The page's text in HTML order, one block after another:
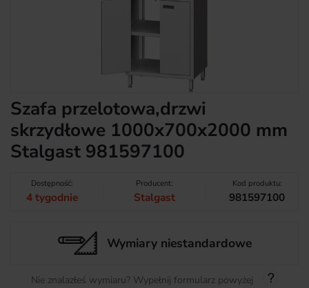
Szafa przelotowa,drzwi
skrzydłowe 1000x700x2000 mm
Stalgast 981597100
Dostępność:
4 tygodnie
Producent:
Stalgast
Kod produktu:
981597100
Wymiary niestandardowe
Nie znalazłeś wymiaru? Wypełnij formularz powyżej